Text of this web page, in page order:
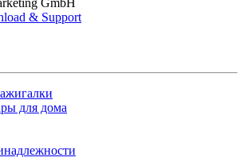
GmbH
& Support
для дома